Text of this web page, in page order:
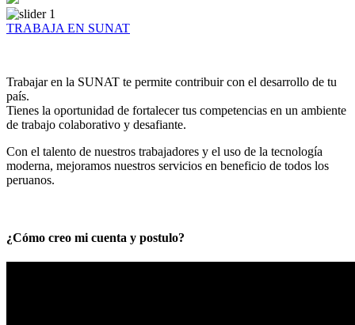
TRABAJA EN SUNAT
Trabajar en la SUNAT te permite contribuir con el desarrollo de tu
país.
Tienes la oportunidad de fortalecer tus competencias en un ambiente
de trabajo colaborativo y desafiante.
Con el talento de nuestros trabajadores y el uso de la tecnología
moderna, mejoramos nuestros servicios en beneficio de todos los
peruanos.
¿Cómo creo mi cuenta y postulo?